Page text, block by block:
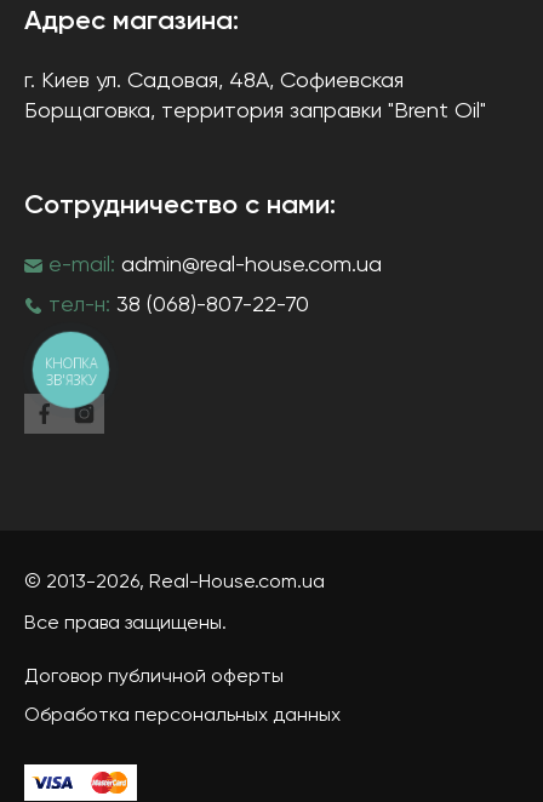
Адрес магазина:
г. Киев ул. Садовая, 48А, Софиевская
Борщаговка, территория заправки "Brent Oil"
Сотрудничество с нами:
e-mail: admin@real-house.com.ua
тел-н: 38 (068)-807-22-70
© 2013-2026, Real-House.com.ua
Все права защищены.
Договор публичной оферты
Обработка персональных данных
КНОПКА
ЗВ'ЯЗКУ